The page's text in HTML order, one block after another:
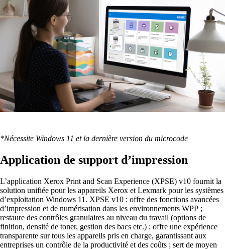
*Nécessite Windows 11 et la dernière version du microcode
Application de support d’impression
L’application Xerox Print and Scan Experience (XPSE) v10 fournit la
solution unifiée pour les appareils Xerox et Lexmark pour les systèmes
d’exploitation Windows 11. XPSE v10 : offre des fonctions avancées
d’impression et de numérisation dans les environnements WPP ;
restaure des contrôles granulaires au niveau du travail (options de
finition, densité de toner, gestion des bacs etc.) ; offre une expérience
transparente sur tous les appareils pris en charge, garantissant aux
entreprises un contrôle de la productivité et des coûts ; sert de moyen